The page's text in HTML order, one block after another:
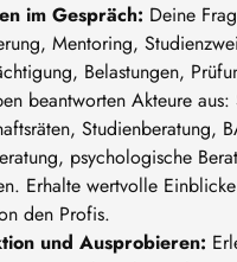
im Gespräch: Deine
Mentoring,
Belastungen,
beantworten Akteure aus:
Studienberatung,
psychologische
Erhalte wertvolle
den Profis.
und Ausprobieren: